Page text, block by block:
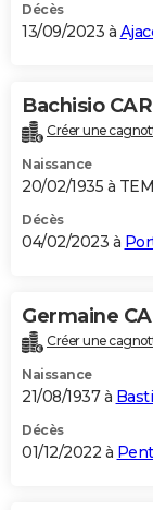
Décès
13/09/2023 à
Bachisio
Créer une
Naissance
20/02/1935 à
Décès
04/02/2023 à
Germaine
Créer une
Naissance
21/08/1937 à
Décès
01/12/2022 à